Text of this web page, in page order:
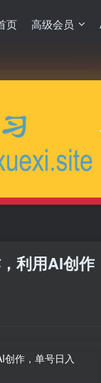
页 高级会员
利用AI创作